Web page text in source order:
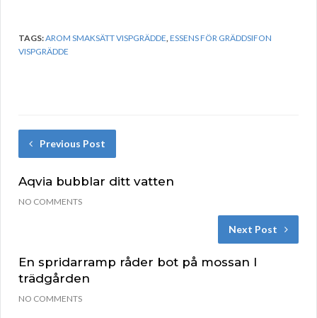
TAGS:AROM SMAKSÄTT VISPGRÄDDE,ESSENS FÖR GRÄDDSIFON
VISPGRÄDDE
Previous Post
Aqvia bubblar ditt vatten
NO COMMENTS
Next Post
En spridarramp råder bot på mossan I
trädgården
NO COMMENTS